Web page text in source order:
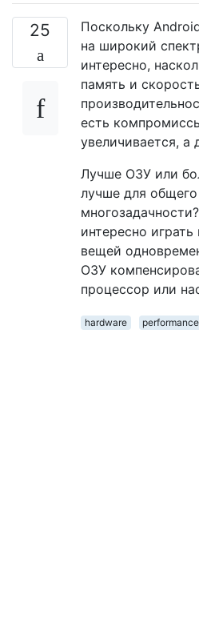
25
Поскольку
на широкий
интересно,
память и
есть
увеличивается, а
Лучше ОЗУ или
лучше для
интересно
вещей
ОЗУ
процессор или
hardware performance